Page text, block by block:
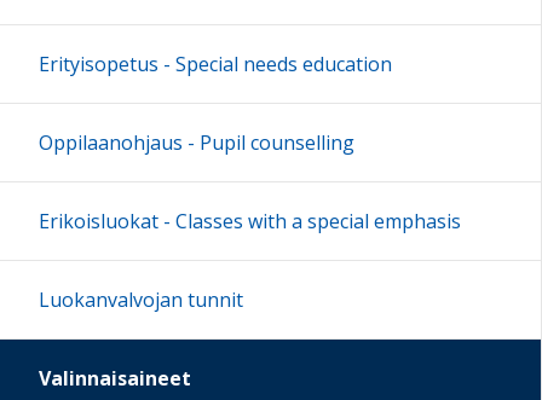
Erityisopetus - Special needs education
Oppilaanohjaus - Pupil counselling
Erikoisluokat - Classes with a special emphasis
Luokanvalvojan tunnit
Valinnaisaineet